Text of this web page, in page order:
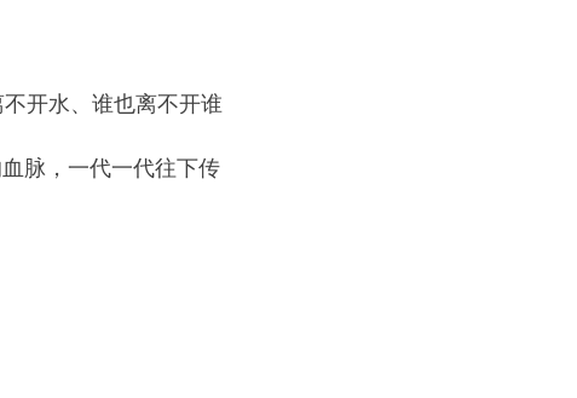
开水、谁也离不开谁
脉，一代一代往下传